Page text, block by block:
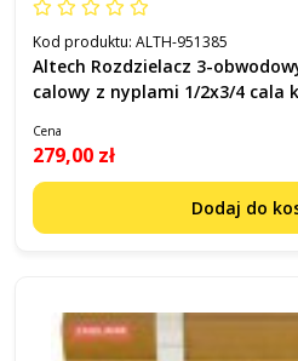
Kod produktu: ALTH-951385
Altech Rozdzielacz 3-
calowy z nyplami 1/2x3/4 cala
Cena
279,00 zł
Dodaj do